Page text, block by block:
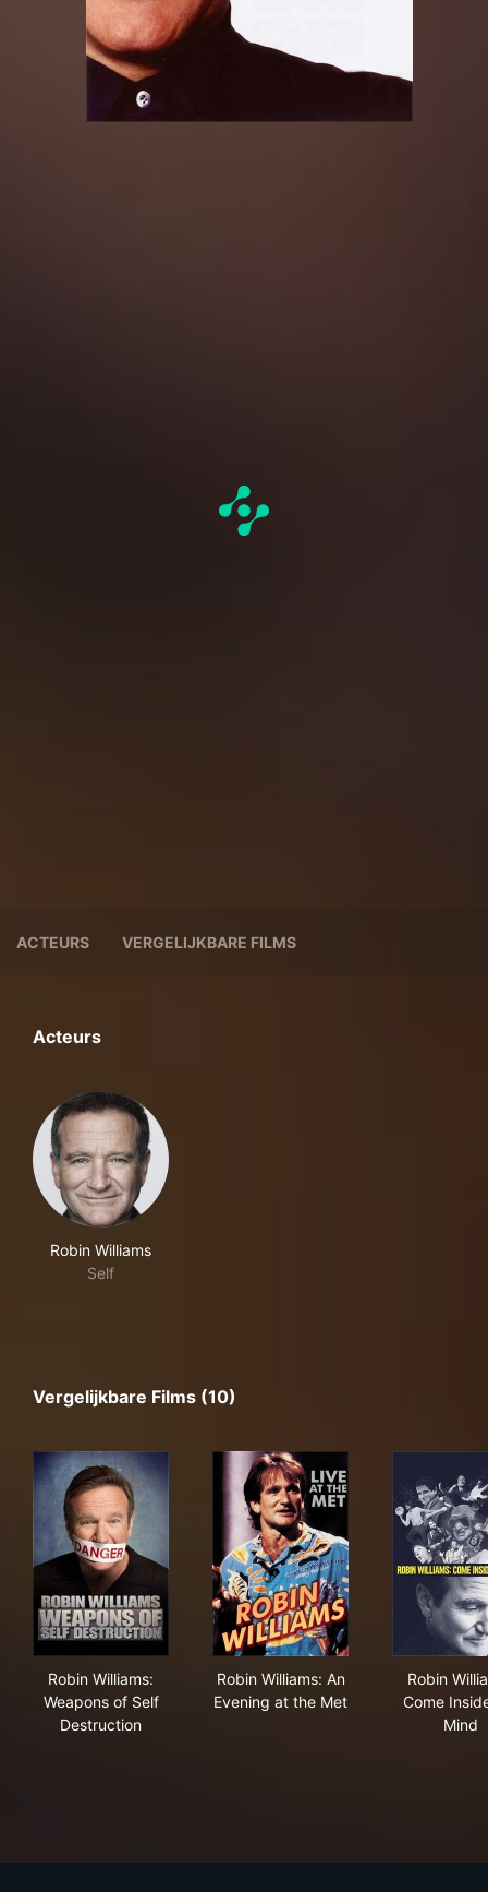
ACTEURS VERGELIJKBARE FILMS
Acteurs
Robin Williams
Self
Vergelijkbare Films (10)
Robin Williams:
Weapons of Self
Destruction
Robin Williams: An
Evening at the Met
Robin
Come
Mind